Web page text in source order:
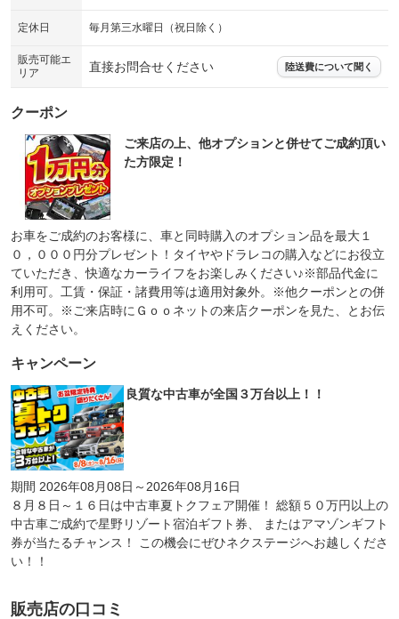
定休日 毎月第三水曜日（祝日除く）
販売可能エ
リア
直接お問合せください 陸送費について聞く
クーポン
ご来店の上、他オプションと併せてご成約頂い
た方限定！
お車をご成約のお客様に、車と同時購入のオプション品を最大１
０，０００円分プレゼント！タイヤやドラレコの購入などにお役立
ていただき、快適なカーライフをお楽しみください♪※部品代金に
利用可。工賃・保証・諸費用等は適用対象外。※他クーポンとの併
用不可。※ご来店時にＧｏｏネットの来店クーポンを見た、とお伝
えください。
キャンペーン
良質な中古車が全国３万台以上！！
期間 2026年08月08日～2026年08月16日
８月８日～１６日は中古車夏トクフェア開催！ 総額５０万円以上の
中古車ご成約で星野リゾート宿泊ギフト券、 またはアマゾンギフト
券が当たるチャンス！ この機会にぜひネクステージへお越しくださ
い！！
販売店の口コミ